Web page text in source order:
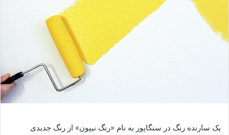
یک سارنده رنگ در سنگاپور به نام «رنگ نیپون» از رنگ جدیدی